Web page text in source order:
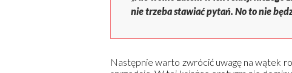
nie trzeba stawiać pytań. No to nie
Następnie warto zwrócić uwagę na wątek